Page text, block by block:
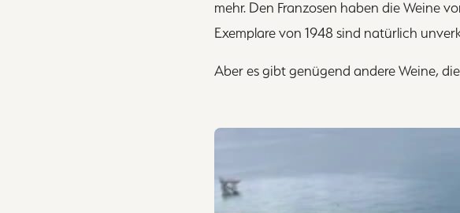
mehr. Den Franzosen haben die Weine
Exemplare von 1948 sind natürlich
Aber es gibt genügend andere Weine,